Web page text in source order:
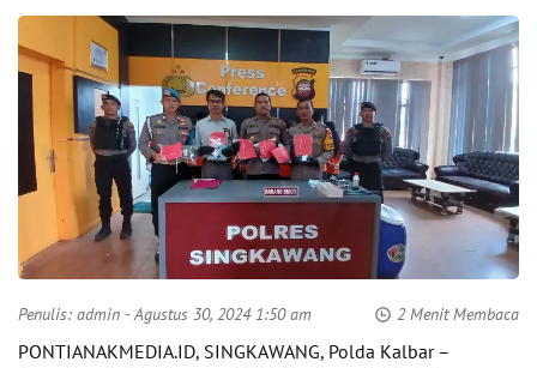
Penulis: admin - Agustus 30, 2024 1:50 am 2 Menit Membaca
PONTIANAKMEDIA.ID, SINGKAWANG, Polda Kalbar –